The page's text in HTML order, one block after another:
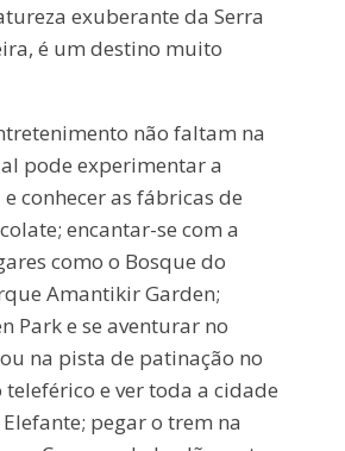
exuberante da Serra
é um destino muito
não faltam na
pode experimentar a
conhecer as fábricas de
encantar-se com a
como o Bosque do
Amantikir Garden;
Park e se aventurar no
na pista de patinação no
teleférico e ver toda a cidade
pegar o trem na